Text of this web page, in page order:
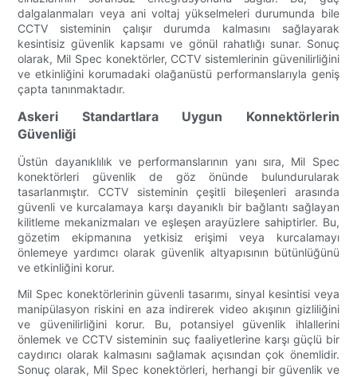
dalgalanmaları veya ani voltaj yükselmeleri durumunda bile
CCTV sisteminin çalışır durumda kalmasını sağlayarak
kesintisiz güvenlik kapsamı ve gönül rahatlığı sunar. Sonuç
olarak, Mil Spec konektörler, CCTV sistemlerinin güvenilirliğini
ve etkinliğini korumadaki olağanüstü performanslarıyla geniş
çapta tanınmaktadır.
Askeri Standartlara Uygun Konnektörlerin
Güvenliği
Üstün dayanıklılık ve performanslarının yanı sıra, Mil Spec
konektörleri güvenlik de göz önünde bulundurularak
tasarlanmıştır. CCTV sisteminin çeşitli bileşenleri arasında
güvenli ve kurcalamaya karşı dayanıklı bir bağlantı sağlayan
kilitleme mekanizmaları ve eşleşen arayüzlere sahiptirler. Bu,
gözetim ekipmanına yetkisiz erişimi veya kurcalamayı
önlemeye yardımcı olarak güvenlik altyapısının bütünlüğünü
ve etkinliğini korur.
Mil Spec konektörlerinin güvenli tasarımı, sinyal kesintisi veya
manipülasyon riskini en aza indirerek video akışının gizliliğini
ve güvenilirliğini korur. Bu, potansiyel güvenlik ihlallerini
önlemek ve CCTV sisteminin suç faaliyetlerine karşı güçlü bir
caydırıcı olarak kalmasını sağlamak açısından çok önemlidir.
Sonuç olarak, Mil Spec konektörleri, herhangi bir güvenlik ve